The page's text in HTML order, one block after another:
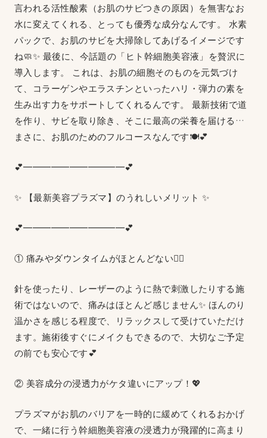
言われる活性酸素（お肌のサビつきの原因）を無害なお
水に変えてくれる、とっても優秀な成分なんです。 水素
パックで、お肌のサビを大掃除してあげるイメージです
ね🧼✨ 最後に、今話題の「ヒト幹細胞美容液」を贅沢に
導入します。 これは、お肌の細胞そのものを元気づけ
て、コラーゲンやエラスチンといったハリ・弾力の素を
生み出す力をサポートしてくれるんです。 最新技術で道
を作り、サビを取り除き、そこに最高の栄養を届ける…
まさに、お肌のためのフルコースなんです🍽️💕
💕━━━━━━━━━━━💕
✨ 【最新美容プラズマ】のうれしいメリット ✨
💕━━━━━━━━━━━💕
① 痛みやダウンタイムがほとんどない💆‍♀️
針を使ったり、レーザーのように熱で刺激したりする施
術ではないので、痛みはほとんど感じません✨ ほんのり
温かさを感じる程度で、リラックスして受けていただけ
ます。施術後すぐにメイクもできるので、大切なご予定
の前でも安心です💕
② 美容成分の浸透力がケタ違いにアップ！💖
プラズマがお肌のバリアを一時的に緩めてくれるおかげ
で、一緒に行う幹細胞美容液の浸透力が飛躍的に高まり